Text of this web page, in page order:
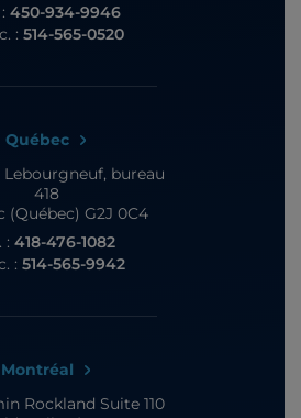
450-934-9946
: 514-565-0520
Québec
Lebourgneuf, bureau
418
(Québec) G2J 0C4
: 418-476-1082
: 514-565-9942
Montréal
Rockland Suite 110